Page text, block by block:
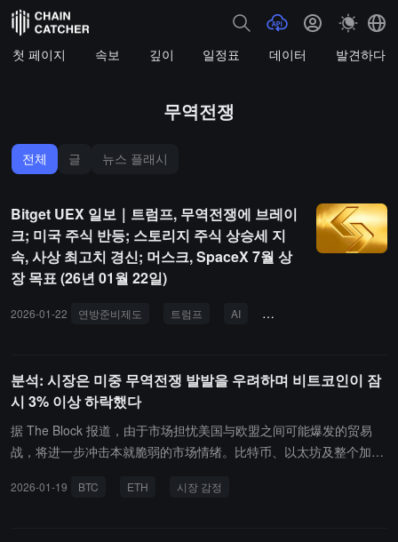
첫 페이지 속보 깊이 일정표 데이터 발견하다
무역전쟁
전체 글 뉴스 플래시
Bitget UEX 일보｜트럼프, 무역전쟁에 브레이
크; 미국 주식 반등; 스토리지 주식 상승세 지
속, 사상 최고치 경신; 머스크, SpaceX 7월 상
장 목표 (26년 01월 22일)
2026-01-22 연방준비제도 트럼프 AI 저장주
분석: 시장은 미중 무역전쟁 발발을 우려하며 비트코인이 잠
시 3% 이상 하락했다
据 The Block 报道，由于市场担忧美国与欧盟之间可能爆发的贸易
战，将进一步冲击本就脆弱的市场情绪。比特币、以太坊及整个加密
3%，过去 4 小时多头爆仓金额已超 7.5 亿美元，分析人士将此次暴
2026-01-19 BTC ETH 시장 감정